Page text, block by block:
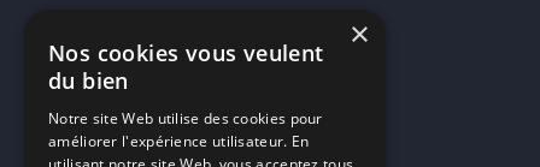
1001 DJ
10h01
MP2
×
Nos cookies vous veulent
du bien
Notre site Web utilise des cookies pour
améliorer l'expérience utilisateur. En